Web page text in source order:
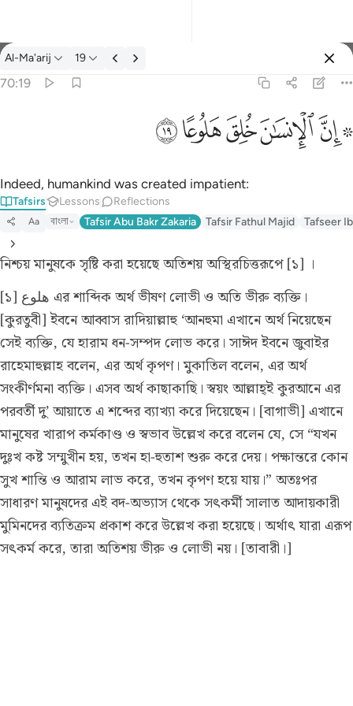
Tafsir: Al-Ma'arij 70:19
Al-Ma'arij 19
70:19
ﱪ ﱫﱬﱭﱮﱯ
Indeed, humankind was created impatient:
Tafsirs Lessons Reflections
Aa বাংলা Tafsir Abu Bakr Zakaria Tafsir Fathul Majid Tafseer
নিশ্চয় মানুষকে সৃষ্টি করা হয়েছে অতিশয় অস্থিরচিত্তরূপে [১] ।
[১] هلوع এর শাব্দিক অর্থ ভীষণ লোভী ও অতি ভীরু ব্যক্তি।
[কুরতুবী] ইবনে আব্বাস রাদিয়াল্লাহু ‘আনহুমা এখানে অর্থ নিয়েছেন
সেই ব্যক্তি, যে হারাম ধন-সম্পদ লোভ করে। সাঈদ ইবনে জুবাইর
রাহেমাহুল্লাহ বলেন, এর অর্থ কৃপণ। মুকাতিল বলেন, এর অর্থ
সংকীর্ণমনা ব্যক্তি। এসব অর্থ কাছাকাছি। স্বয়ং আল্লাহ্ই কুরআনে এর
পরবর্তী দু’ আয়াতে এ শব্দের ব্যাখ্যা করে দিয়েছেন। [বাগাভী] এখানে
মানুষের খারাপ কর্মকাণ্ড ও স্বভাব উল্লেখ করে বলেন যে, সে “যখন
দুঃখ কষ্ট সম্মুখীন হয়, তখন হা-হুতাশ শুরু করে দেয়। পক্ষান্তরে কোন
সুখ শান্তি ও আরাম লাভ করে, তখন কৃপণ হয়ে যায়।” অতঃপর
সাধারণ মানুষদের এই বদ-অভ্যাস থেকে সৎকর্মী সালাত আদায়কারী
মুমিনদের ব্যতিক্রম প্রকাশ করে উল্লেখ করা হয়েছে। অর্থাৎ যারা এরূপ
সৎকর্ম করে, তারা অতিশয় ভীরু ও লোভী নয়। [তাবারী।]